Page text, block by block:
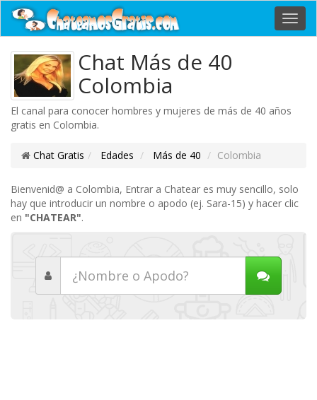
Chat Más de 40
Colombia
El canal para conocer hombres y mujeres de más de 40 años
gratis en Colombia.
Chat Gratis Edades Más de 40 Colombia
Bienvenid@ a Colombia, Entrar a Chatear es muy sencillo, solo
hay que introducir un nombre o apodo (ej. Sara-15) y hacer clic
en "CHATEAR".